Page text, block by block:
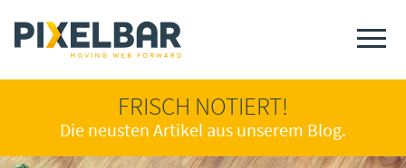
FRISCH NOTIERT!
Die neusten Artikel aus unserem Blog.